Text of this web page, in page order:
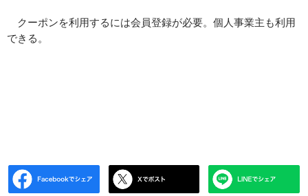
クーポンを利用するには会員登録が必要。個人事業主も利用
できる。